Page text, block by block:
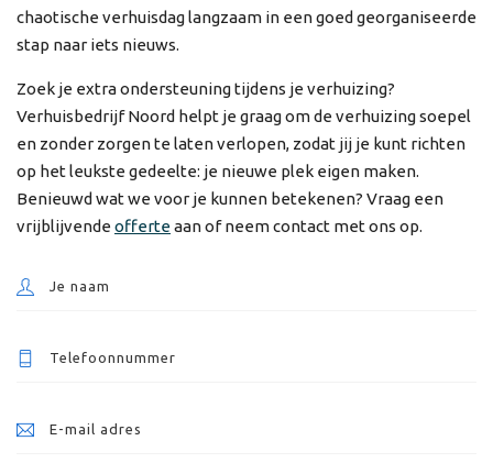
chaotische verhuisdag langzaam in een goed georganiseerde
stap naar iets nieuws.
Zoek je extra ondersteuning tijdens je verhuizing?
Verhuisbedrijf Noord helpt je graag om de verhuizing soepel
en zonder zorgen te laten verlopen, zodat jij je kunt richten
op het leukste gedeelte: je nieuwe plek eigen maken.
Benieuwd wat we voor je kunnen betekenen? Vraag een
vrijblijvende offerteaan of neem contact met ons op.